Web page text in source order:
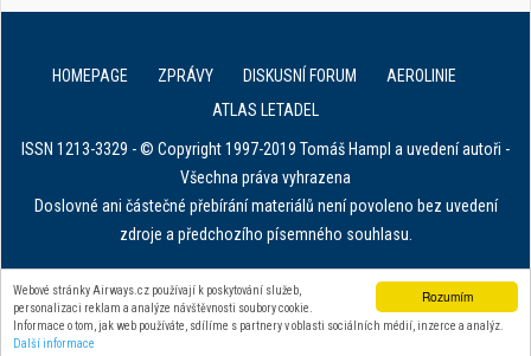
Rozumím
Webové stránky Airways.cz používají k poskytování služeb,
personalizaci reklam a analýze návštěvnosti soubory cookie.
Informace o tom, jak web používáte, sdílíme s partnery v oblasti sociálních médií, inzerce a analýz.
Další informace
HOMEPAGE ZPRÁVY DISKUSNÍ FORUM
AEROLINIE
ATLAS LETADEL
ISSN 1213-3329 - © Copyright 1997-2019 Tomáš Hampl a uvedení autoři -
Všechna práva vyhrazena
Doslovné ani částečné přebírání materiálů není povoleno bez uvedení
zdroje a předchozího písemného souhlasu.
E. in ART for african IVF clinics
Zařízení na stahování dat z tachografu